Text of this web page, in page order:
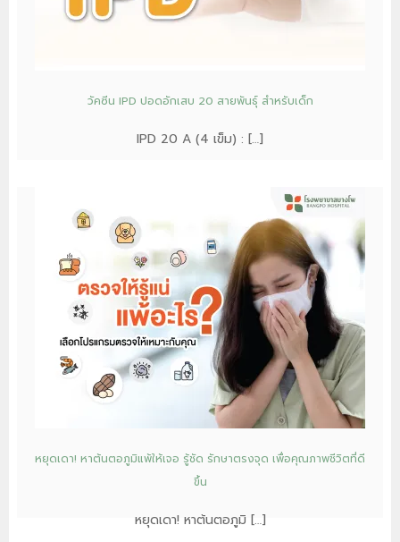
วัคซีน IPD ปอดอักเสบ 20 สายพันธุ์ สำหรับเด็ก
IPD 20 A (4 เข็ม) : […]
หยุดเดา! หาต้นตอภูมิแพ้ให้เจอ รู้ชัด รักษาตรงจุด เพื่อคุณภาพชีวิตที่ดี
ขึ้น
หยุดเดา! หาต้นตอภูมิ […]